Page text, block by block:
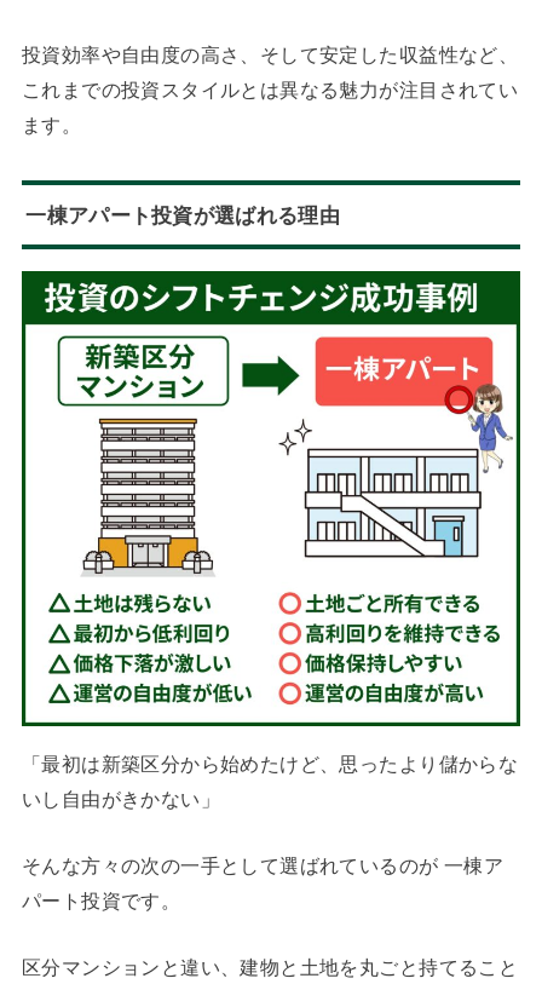
投資効率や自由度の高さ、そして安定した収益性など、
これまでの投資スタイルとは異なる魅力が注目されてい
ます。
一棟アパート投資が選ばれる理由
「最初は新築区分から始めたけど、思ったより儲からな
いし自由がきかない」
そんな方々の次の一手として選ばれているのが 一棟ア
パート投資です。
区分マンションと違い、建物と土地を丸ごと持てること